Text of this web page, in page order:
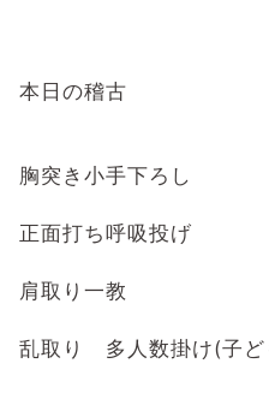
本日の稽古
胸突き小手下ろし
正面打ち呼吸投げ
肩取り一教
乱取り 多人数掛け(子ど